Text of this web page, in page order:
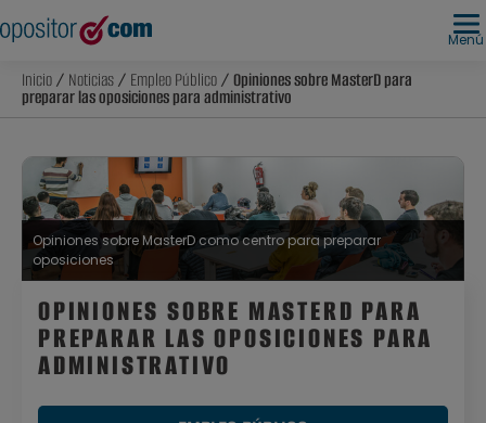
Menú
Inicio/ Noticias/ Empleo Público/ Opiniones sobre MasterD para
preparar las oposiciones para administrativo
Opiniones sobre MasterD como centro para preparar
oposiciones
OPINIONES SOBRE MASTERD PARA
PREPARAR LAS OPOSICIONES PARA
ADMINISTRATIVO